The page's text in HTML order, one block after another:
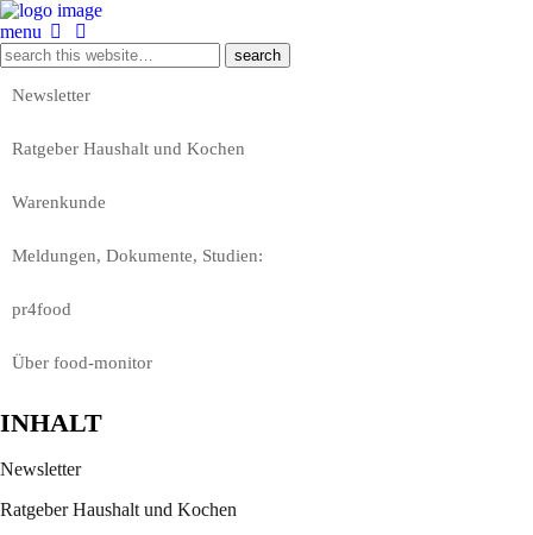
menu
Newsletter
Ratgeber Haushalt und Kochen
Warenkunde
Meldungen, Dokumente, Studien:
pr4food
Über food-monitor
INHALT
Newsletter
Ratgeber Haushalt und Kochen